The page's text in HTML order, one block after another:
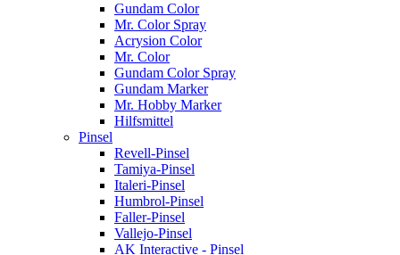
Gundam Color
Mr. Color Spray
Acrysion Color
Mr. Color
Gundam Color Spray
Gundam Marker
Mr. Hobby Marker
Hilfsmittel
Pinsel
Revell-Pinsel
Tamiya-Pinsel
Italeri-Pinsel
Humbrol-Pinsel
Faller-Pinsel
Vallejo-Pinsel
AK Interactive - Pinsel